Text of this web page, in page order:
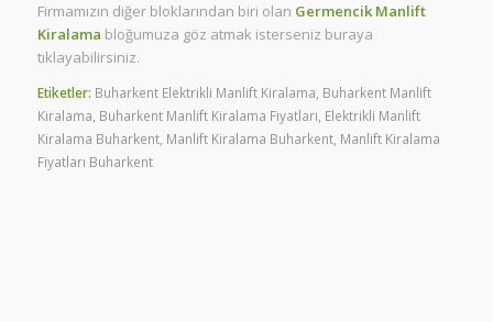
Firmamızın diğer bloklarından biri olan Germencik Manlift
Kiralama bloğumuza göz atmak isterseniz buraya
tıklayabilirsiniz.
Etiketler: Buharkent Elektrikli Manlift Kiralama Buharkent Manlift
Kiralama Buharkent Manlift Kiralama Fiyatları Elektrikli Manlift
Kiralama Buharkent, Manlift Kiralama Buharkent, Manlift Kiralama
Fiyatları Buharkent